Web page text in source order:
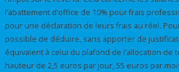
l’abattement d’office de 10% pour frais
pour une déclaration de leurs frais au réel.
possible de déduire, sans apporter de
équivalent à celui du plafond de l’allocation de
hauteur de 2,5 euros par jour, 55 euros par